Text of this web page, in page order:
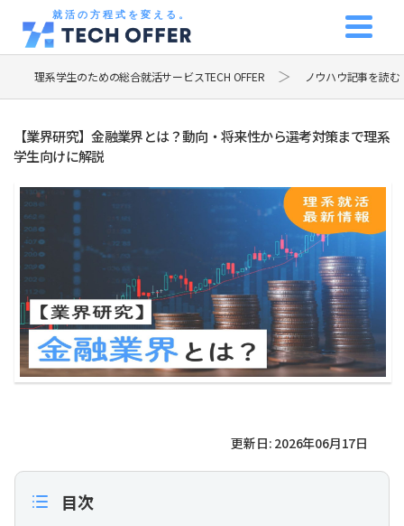
就活の方程式を変える。
理系学生のための総合就活サービスTECH OFFER ノウハウ記事を読む
【業界研究】金融業界とは？動向・将来性から選考対策まで理系
学生向けに解説
更新日: 2026年06月17日
目次